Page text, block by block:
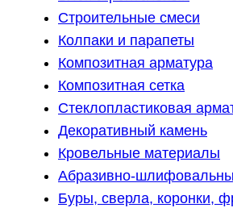
Строительные смеси
Колпаки и парапеты
Композитная арматура
Композитная сетка
Стеклопластиковая
Декоративный камень
Кровельные материалы
Абразивно-
Буры, сверла, коронки,